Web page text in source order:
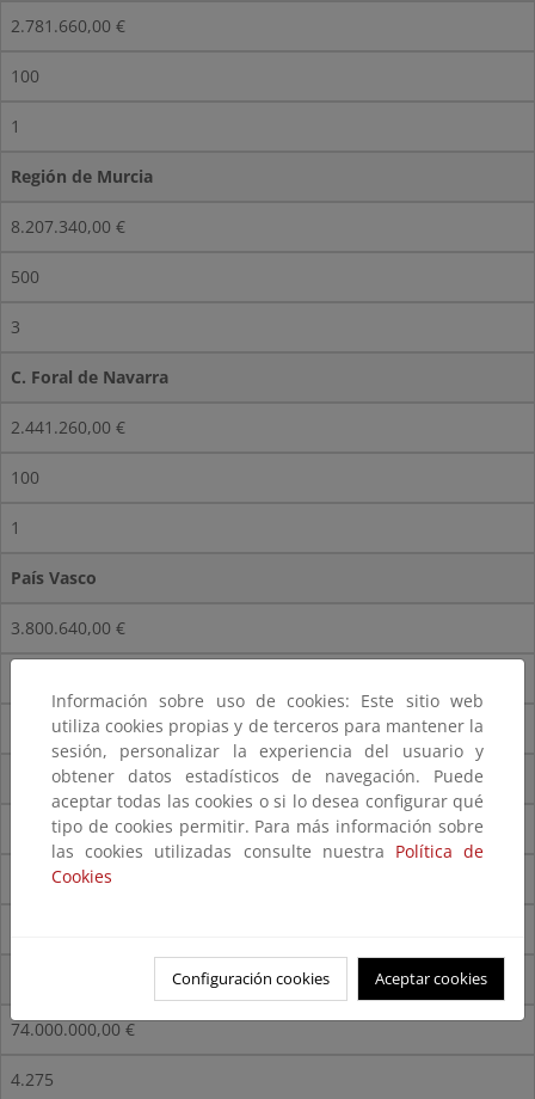
2.781.660,00 €
100
1
Región de Murcia
8.207.340,00 €
500
3
C. Foral de Navarra
2.441.260,00 €
100
1
País Vasco
3.800.640,00 €
La Rioja
446.960,00 €
74.000.000,00 €
4.275
Información sobre uso de cookies: Este sitio web
utiliza cookies propias y de terceros para mantener la
sesión, personalizar la experiencia del usuario y
obtener datos estadísticos de navegación. Puede
aceptar todas las cookies o si lo desea configurar qué
tipo de cookies permitir. Para más información sobre
las cookies utilizadas consulte nuestra Política de
Cookies
Configuración cookies Aceptar cookies